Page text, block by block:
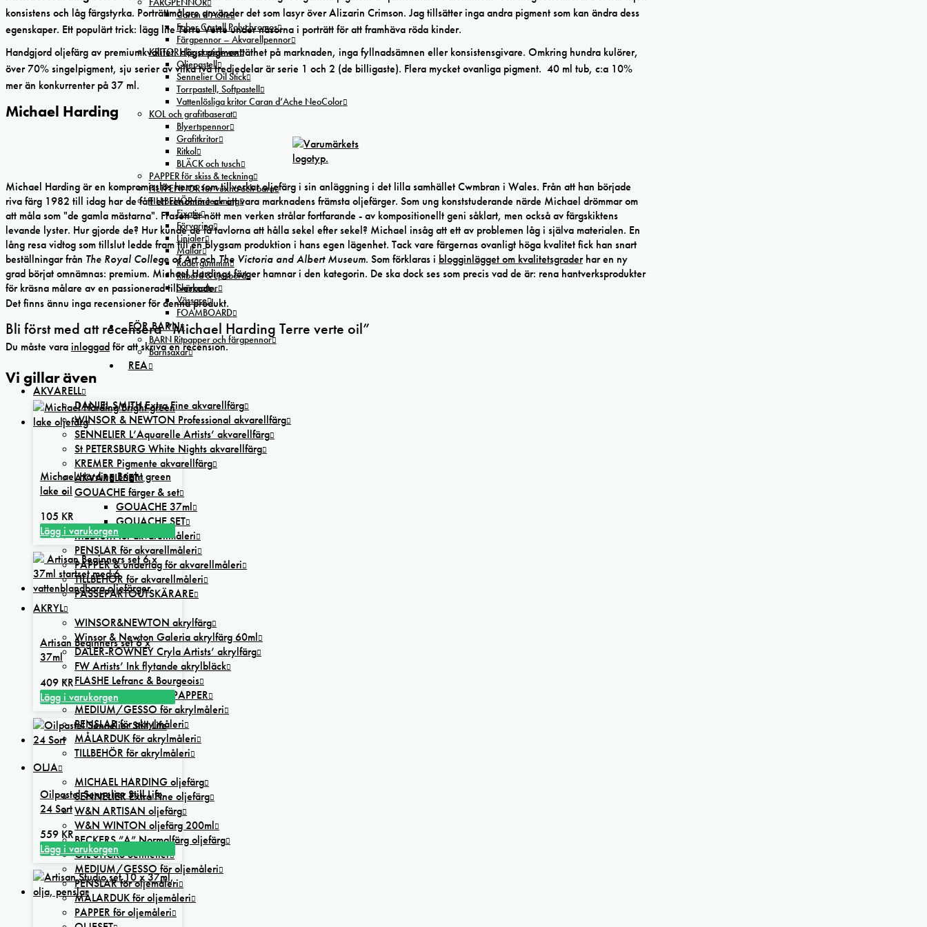
Caran d’Ache
Faber Castell Polychromos
Färgpennor – Akvarellpennor
KRITOR olje-pastell-vax
Oljepastell
Sennelier Oil Stick
Torrpastell, Softpastell
Vattenlösliga kritor Caran d’Ache NeoColor
KOL och grafitbaserat
Blyertspennor
Grafitkritor
Ritkol
BLÄCK och tusch
PAPPER för skiss & teckning
FILTPENNOR för vuxna och barn
TILLBEHÖR för teckning
Fixativ
Förvaring
Linjaler
Mallar
Radergummin
Ritbord & Ljusbord
Skärmattor
Vässare
FOAMBOARD
FÖR BARN
BARN Ritpapper och färgpennor
Barnsaxar
REA
AKVARELL
DANIEL SMITH Extra Fine akvarellfärg
WINSOR & NEWTON Professional akvarellfärg
SENNELIER L’Aquarelle Artists’ akvarellfärg
St PETERSBURG White Nights akvarellfärg
KREMER Pigmente akvarellfärg
AKVARELLSET
GOUACHE färger & set
GOUACHE 37ml
GOUACHE SET
MEDIUM för akvarellmåleri
PENSLAR för akvarellmåleri
PAPPER & underlag för akvarellmåleri
TILLBEHÖR för akvarellmåleri
PASSEPARTOUTSKÄRARE
AKRYL
WINSOR&NEWTON akrylfärg
Winsor & Newton Galeria akrylfärg 60ml
DALER-ROWNEY Cryla Artists’ akrylfärg
FW Artists’ Ink flytande akrylbläck
FLASHE Lefranc & Bourgeois
AKRYLSET och AKRYLPAPPER
MEDIUM/GESSO för akrylmåleri
PENSLAR för akrylmåleri
MÅLARDUK för akrylmåleri
TILLBEHÖR för akrylmåleri
OLJA
MICHAEL HARDING oljefärg
SENNELIER Extra Fine oljefärg
W&N ARTISAN oljefärg
W&N WINTON oljefärg 200ml
BECKERS ”A” Normalfärg oljefärg
OIL STICKS Sennelier
MEDIUM/GESSO för oljemåleri
PENSLAR för oljemåleri
MÅLARDUK för oljemåleri
PAPPER för oljemåleri
konsistens och låg färgstyrka. Porträttmålare använder det som lasyr över Alizarin Crimson. Jag tillsätter inga andra pigment som kan ändra dess
egenskaper. Ett populärt trick: lägg lite Terre Verte under näsorna i porträtt för att framhäva röda kinder.
Handgjord oljefärg av premiumkvalitet. Högst pigmenttäthet på marknaden, inga fyllnadsämnen eller konsistensgivare. Omkring hundra kulörer,
över 70% singelpigment, sju serier av vilka två tredjedelar är serie 1 och 2 (de billigaste). Flera mycket ovanliga pigment. 40 ml tub, c:a 10%
mer än konkurrenter på 37 ml.
Michael Harding
Michael Harding är en kompromisslös herre som tillverkar oljefärg i sin anläggning i det lilla samhället Cwmbran i Wales. Från att han började
riva färg 1982 till idag har de fått ett renommé av att vara marknadens främsta oljefärger. Som ung konststuderande närde Michael drömmar om
att måla som "de gamla mästarna". Frasen är nött men verken strålar fortfarande - av kompositionellt geni såklart, men också av färgskiktens
levande lyster. Hur gjorde de? Hur kunde de få tavlorna att hålla sekel efter sekel? Michael insåg att ett av problemen låg i själva materialen. En
lång resa vidtog som tillslut ledde fram till en blygsam produktion i hans egen lägenhet. Tack vare färgernas ovanligt höga kvalitet fick han snart
beställningar från The Royal College of ArtochThe Victoria and Albert Museum. Som förklaras i blogginlägget om kvalitetsgraderhar en ny
grad börjat omnämnas: premium. Michael Hardings färger hamnar i den kategorin. De ska dock ses som precis vad de är: rena hantverksprodukter
för kräsna målare av en passionerad tillverkade.
Det finns ännu inga recensioner för denna produkt.
Bli först med att recensera ”Michael Harding Terre verte oil”
Du måste varainloggadför att skriva en recension.
Vi gillar även
Michael Harding Bright green
lake oil
105 KR
Lägg i varukorgen
Artisan Beginners set 6 x
37ml
409 KR
Lägg i varukorgen
Oilpastel Sennelier Still Life
24 Sort
559 KR
Lägg i varukorgen